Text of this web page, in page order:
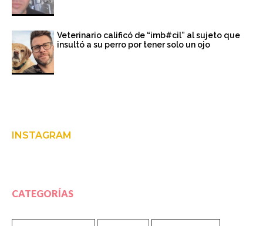
Veterinario calificó de “imb#cil” al sujeto que
insultó a su perro por tener solo un ojo
INSTAGRAM
CATEGORÍAS